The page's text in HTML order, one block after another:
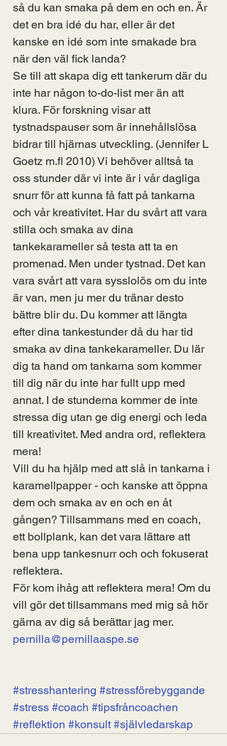
så du kan smaka på dem en och en. Är
det en bra idé du har, eller är det
kanske en idé som inte smakade bra
när den väl fick landa?
Se till att skapa dig ett tankerum där du
inte har någon to-do-list mer än att
klura. För forskning visar att
tystnadspauser som är innehållslösa
bidrar till hjärnas utveckling. (Jennifer L
Goetz m.fl 2010) Vi behöver alltså ta
oss stunder där vi inte är i vår dagliga
snurr för att kunna få fatt på tankarna
och vår kreativitet. Har du svårt att vara
stilla och smaka av dina
tankekarameller så testa att ta en
promenad. Men under tystnad. Det kan
vara svårt att vara sysslolös om du inte
är van, men ju mer du tränar desto
bättre blir du. Du kommer att längta
efter dina tankestunder då du har tid
smaka av dina tankekarameller. Du lär
dig ta hand om tankarna som kommer
till dig när du inte har fullt upp med
annat. I de stunderna kommer de inte
stressa dig utan ge dig energi och leda
till kreativitet. Med andra ord, reflektera
mera!
Vill du ha hjälp med att slå in tankarna i
karamellpapper - och kanske att öppna
dem och smaka av en och en åt
gången? Tillsammans med en coach,
ett bollplank, kan det vara lättare att
bena upp tankesnurr och och fokuserat
reflektera.
För kom ihåg att reflektera mera! Om du
vill gör det tillsammans med mig så hör
gärna av dig så berättar jag mer.
pernilla@pernillaaspe.se
#stresshantering #stressförebyggande
#stress #coach #tipsfråncoachen
#reflektion #konsult #självledarskap